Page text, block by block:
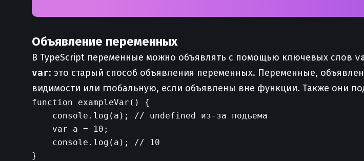
Объявление переменных
В TypeScript переменные можно объявлять с помощью ключевых слов
var: это старый способ объявления переменных. Переменные,
видимости или глобальную, если объявлены вне функции. Также они
function exampleVar() {
    console.log(a); // undefined из-за подъема
    var a = 10;
    console.log(a); // 10
}